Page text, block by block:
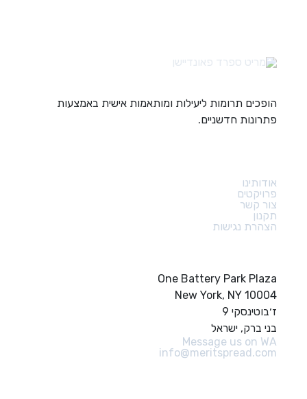
הופכים תרומות ליעילות ומותאמות אישית באמצעות
פתרונות חדשניים.
אודותינו
פרויקטים
צור קשר
תקנון
הצהרת נגישות
One Battery Park Plaza
New York, NY 10004
ז׳בוטינסקי 9
בני ברק, ישראל
Message us on WA
info@meritspread.com